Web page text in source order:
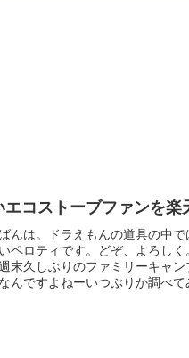
エコストーブファンを楽
んは。ドラえもんの道具の中
ペロティです。どぞ、よろし
末久しぶりのファミリーキャ
んですよねーいつぶりか調べ